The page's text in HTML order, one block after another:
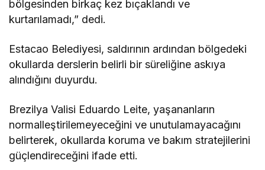
bölgesinden birkaç kez bıçaklandı ve
kurtarılamadı,” dedi.
Estacao Belediyesi, saldırının ardından bölgedeki
okullarda derslerin belirli bir süreliğine askıya
alındığını duyurdu.
Brezilya Valisi Eduardo Leite, yaşananların
normalleştirilemeyeceğini ve unutulamayacağını
belirterek, okullarda koruma ve bakım stratejilerini
güçlendireceğini ifade etti.